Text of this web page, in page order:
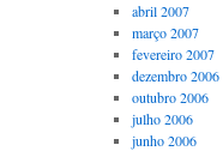
abril 2007
março 2007
fevereiro 2007
dezembro 2006
outubro 2006
julho 2006
junho 2006